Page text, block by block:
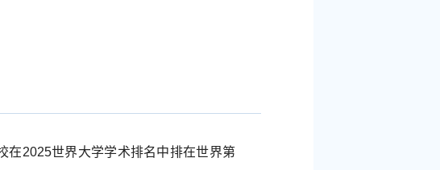
在2025世界大学学术排名中排在世界第